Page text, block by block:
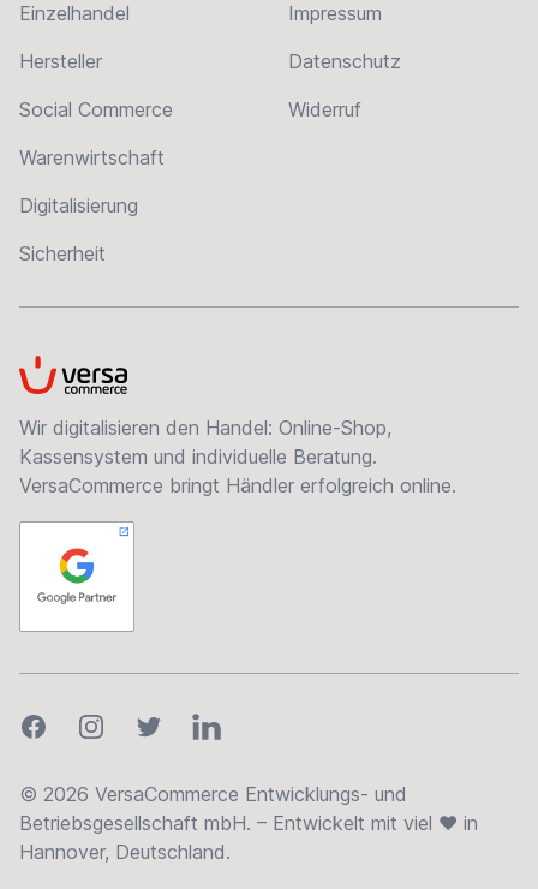
Einzelhandel
Hersteller
Social Commerce
Warenwirtschaft
Digitalisierung
Sicherheit
Impressum
Datenschutz
Widerruf
VersaCommerce
Wir digitalisieren den Handel: Online-Shop,
Kassensystem und individuelle Beratung.
VersaCommerce bringt Händler erfolgreich online.
FacebookInstagramTwitterLinkedIn
© 2026 VersaCommerce Entwicklungs- und
Betriebsgesellschaft mbH. – Entwickelt mit viel ❤ in
Hannover, Deutschland.